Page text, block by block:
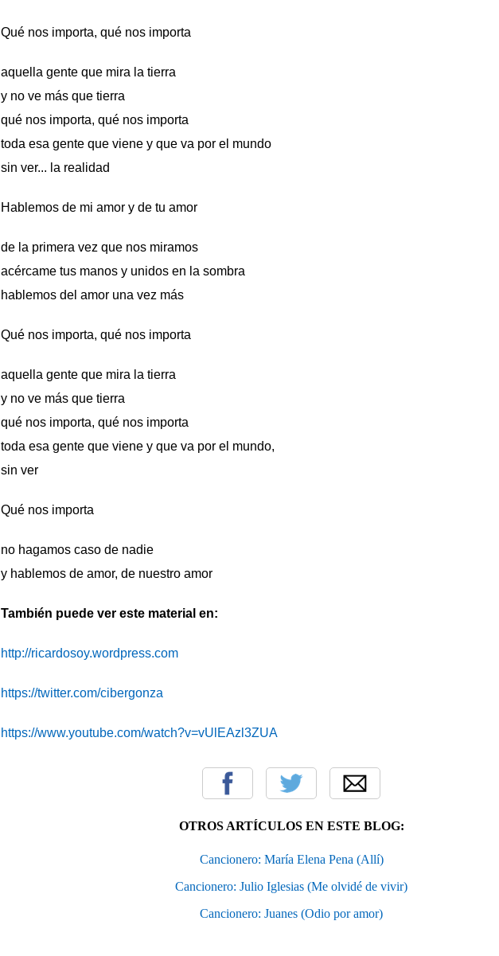
Qué nos importa, qué nos importa
aquella gente que mira la tierra
y no ve más que tierra
qué nos importa, qué nos importa
toda esa gente que viene y que va por el mundo
sin ver... la realidad
Hablemos de mi amor y de tu amor
de la primera vez que nos miramos
acércame tus manos y unidos en la sombra
hablemos del amor una vez más
Qué nos importa, qué nos importa
aquella gente que mira la tierra
y no ve más que tierra
qué nos importa, qué nos importa
toda esa gente que viene y que va por el mundo,
sin ver
Qué nos importa
no hagamos caso de nadie
y hablemos de amor, de nuestro amor
También puede ver este material en:
http://ricardosoy.wordpress.com
https://twitter.com/cibergonza
https://www.youtube.com/watch?v=vUlEAzl3ZUA
OTROS ARTÍCULOS EN ESTE BLOG:
Cancionero: María Elena Pena (Allí)
Cancionero: Julio Iglesias (Me olvidé de vivir)
Cancionero: Juanes (Odio por amor)